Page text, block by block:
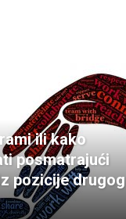
ili kako
posmatrajući
pozicije drugog